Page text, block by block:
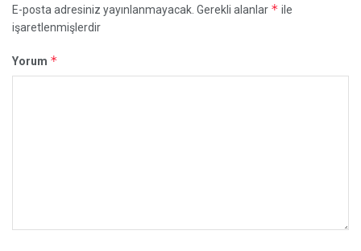
E-posta adresiniz yayınlanmayacak. Gerekli alanlar * ile
işaretlenmişlerdir
Yorum *